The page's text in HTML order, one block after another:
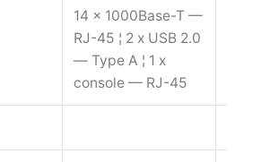
14 x 1000Base-T —
RJ-45 ¦ 2 x USB 2.0
— Type A ¦ 1 x
console — RJ-45